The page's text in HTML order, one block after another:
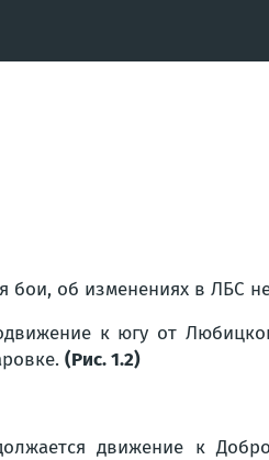
об изменениях в ЛБС
к югу от
(Рис. 1.2)
движение к